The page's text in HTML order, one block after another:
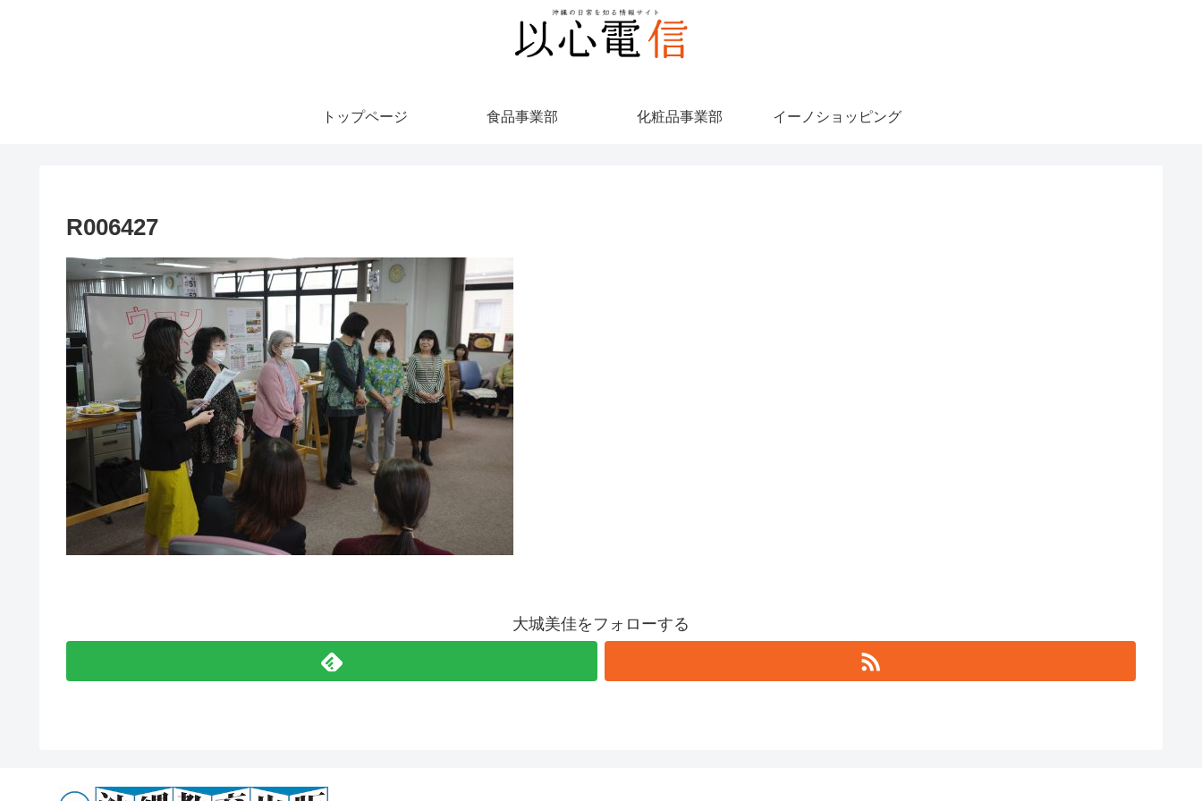
トップページ 食品事業部 化粧品事業部 イーノショッピング
R006427
大城美佳をフォローする